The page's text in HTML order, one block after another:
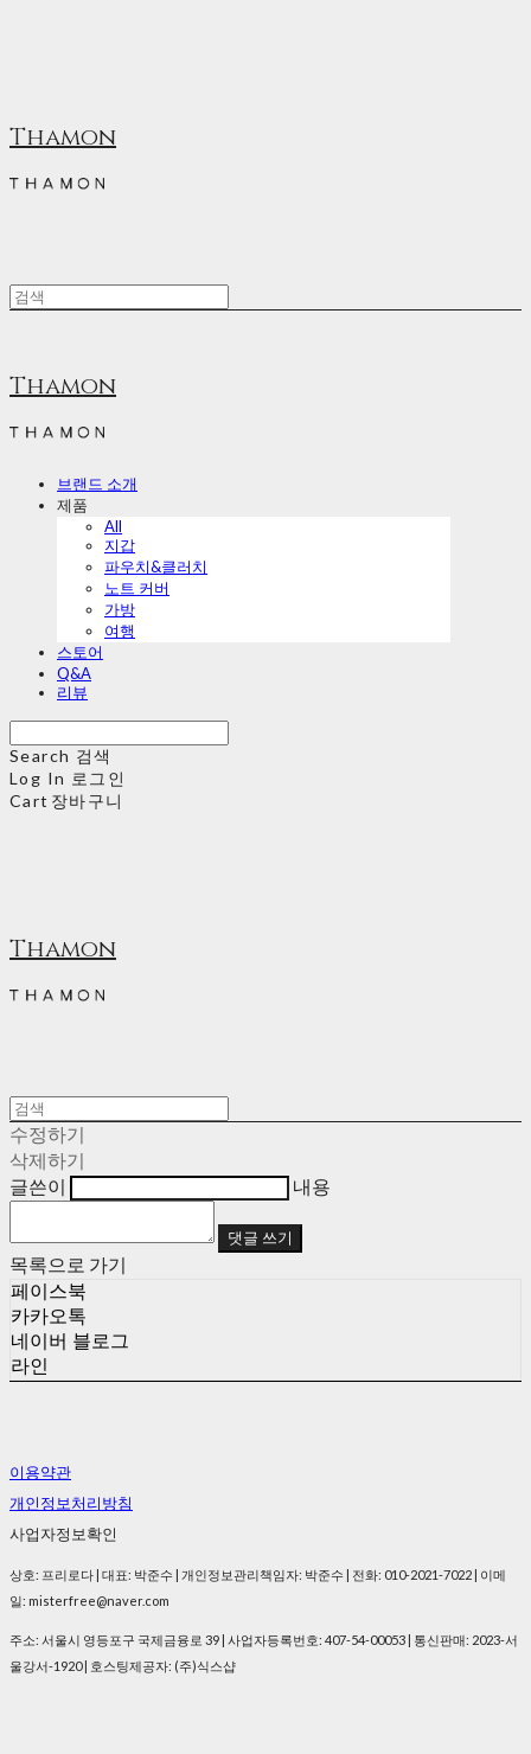
Thamon
Thamon
브랜드 소개
제품
All
지갑
파우치&클러치
노트 커버
가방
여행
스토어
Q&A
리뷰
Search 검색
Log In 로그인
Cart 장바구니
Thamon
수정하기
삭제하기
글쓴이
내용
댓글 쓰기
목록으로 가기
페이스북
카카오톡
네이버 블로그
라인
이용약관
개인정보처리방침
사업자정보확인
상호: 프리로다 | 대표: 박준수 | 개인정보관리책임자: 박준수 | 전화: 010-2021-7022 | 이메
일: misterfree@naver.com
주소: 서울시 영등포구 국제금융로 39 | 사업자등록번호: 407-54-00053 | 통신판매: 2023-서
울강서-1920| 호스팅제공자: (주)식스샵